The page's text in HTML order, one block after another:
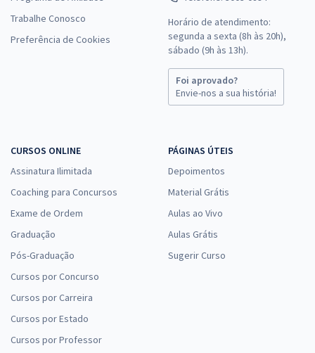
Trabalhe Conosco
Preferência de Cookies
Horário de atendimento:
segunda a sexta (8h às 20h),
sábado (9h às 13h).
Foi aprovado?
Envie-nos a sua história!
CURSOS ONLINE
Assinatura Ilimitada
Coaching para Concursos
Exame de Ordem
Graduação
Pós-Graduação
Cursos por Concurso
Cursos por Carreira
Cursos por Estado
Cursos por Professor
PÁGINAS ÚTEIS
Depoimentos
Material Grátis
Aulas ao Vivo
Aulas Grátis
Sugerir Curso